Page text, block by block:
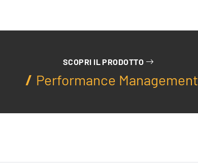
SCOPRI IL PRODOTTO
Performance Management